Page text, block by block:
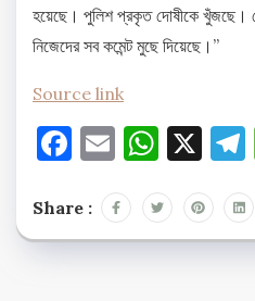
হয়েছে। পুলিশ প্রকৃত দোষীকে খুঁজছে।
নিজেদের সব কমেন্ট মুছে দিয়েছে।”
Source link
Facebook
EmailX
Share :